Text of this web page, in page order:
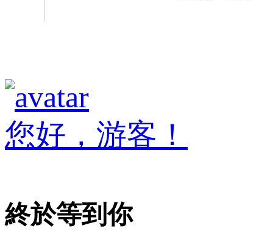
您好，游客！
終於等到你